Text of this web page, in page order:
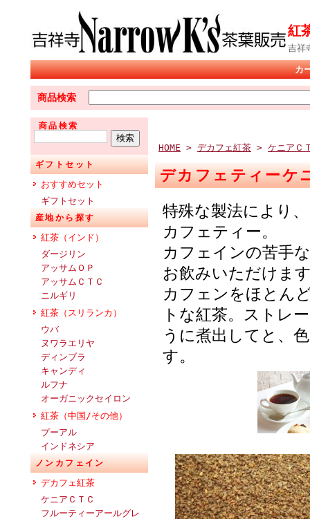
紅
吉祥
カ
商品検索
商品検索
ギフトセット
おすすめセット
ギフトセット
産地から探す
紅茶（インド）
ダージリン
アッサムＯＰ
アッサムＣＴＣ
ニルギリ
紅茶（スリランカ）
ウバ
ヌワラエリヤ
ディンブラ
キャンディ
ルフナ
オーガニックセイロン
紅茶（中国/その他）
プーアル
インドネシア
ノンカフェイン
デカフェ紅茶
ケニアＣＴＣ
フルーティーアールグレ
HOME > デカフェ紅茶 > ケニアＣ
デカフェティーケ
特殊な製法により
カフェティー。
カフェインの苦手
お飲みいただけま
カフェンをほとん
トな紅茶。ストレ
うに煮出してと、
す。